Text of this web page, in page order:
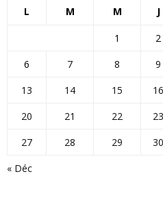
L M M J
« Déc
1 2
6
7 8 9
13
14 15 16
20
21 22 23
27
28 29 30